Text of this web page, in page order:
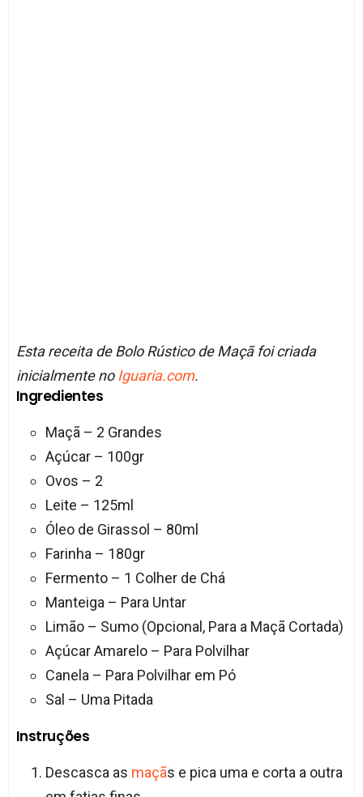
Esta receita de Bolo Rústico de Maçã foi criada
inicialmente noIguaria.com.
Ingredientes
Maçã – 2 Grandes
Açúcar – 100gr
Ovos – 2
Leite – 125ml
Óleo de Girassol – 80ml
Farinha – 180gr
Fermento – 1 Colher de Chá
Manteiga – Para Untar
Limão – Sumo (Opcional, Para a Maçã Cortada)
Açúcar Amarelo – Para Polvilhar
Canela – Para Polvilhar em Pó
Sal – Uma Pitada
Instruções
Descasca as maçãs e pica uma e corta a outra